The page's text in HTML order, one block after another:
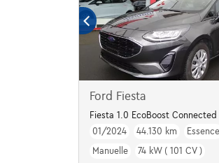
Ford Fiesta
Fiesta 1.0 EcoBoost Connected
01/2024
44.130 km
Essence
Manuelle
74 kW ( 101 CV )